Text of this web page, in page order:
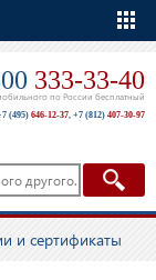
333-33-40
по России бесплатный
(495) 646-12-37, +7 (812) 407-30-97
и сертификаты